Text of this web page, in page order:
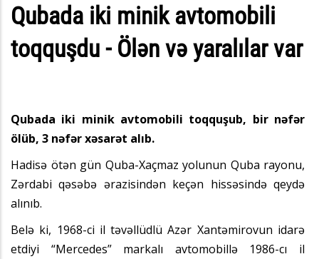
Qubada iki minik avtomobili
toqquşdu - Ölən və yaralılar var
Qubada iki minik avtomobili toqquşub, bir nəfər
ölüb, 3 nəfər xəsarət alıb.
Hadisə ötən gün Quba-Xaçmaz yolunun Quba rayonu,
Zərdabi qəsəbə ərazisindən keçən hissəsində qeydə
alınıb.
Belə ki, 1968-ci il təvəllüdlü Azər Xantəmirovun idarə
etdiyi “Mercedes” markalı avtomobillə 1986-cı il